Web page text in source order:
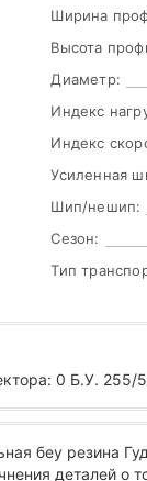
Ширина
Высота
Диаметр:
Индекс
Индекс
Усиленная
Шип/нешип:
Сезон:
Тип
0 Б.У. 255/
беу резина
деталей о